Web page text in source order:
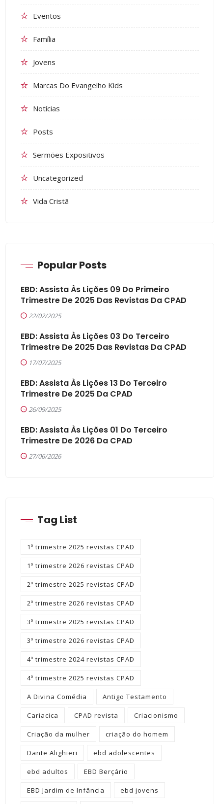
Eventos
Família
Jovens
Marcas Do Evangelho Kids
Notícias
Posts
Sermões Expositivos
Uncategorized
Vida Cristã
Popular Posts
EBD: Assista Às Lições 09 Do Primeiro
Trimestre De 2025 Das Revistas Da CPAD
22/02/2025
EBD: Assista Às Lições 03 Do Terceiro
Trimestre De 2025 Das Revistas Da CPAD
17/07/2025
EBD: Assista Às Lições 13 Do Terceiro
Trimestre De 2025 Da CPAD
26/09/2025
EBD: Assista Às Lições 01 Do Terceiro
Trimestre De 2026 Da CPAD
27/06/2026
Tag List
1º trimestre 2025 revistas CPAD
1º trimestre 2026 revistas CPAD
2º trimestre 2025 revistas CPAD
2º trimestre 2026 revistas CPAD
3º trimestre 2025 revistas CPAD
3º trimestre 2026 revistas CPAD
4º trimestre 2024 revistas CPAD
4º trimestre 2025 revistas CPAD
A Divina Comédia Antigo Testamento
Cariacica CPAD revista Criacionismo
Criação da mulher criação do homem
Dante Alighieri ebd adolescentes
ebd adultos EBD Berçário
EBD Jardim de Infância ebd jovens